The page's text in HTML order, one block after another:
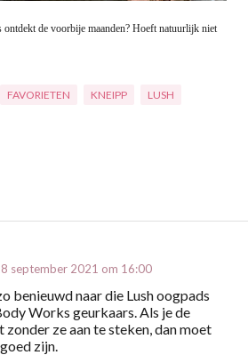
de voorbije maanden? Hoeft natuurlijk niet
FAVORIETEN KNEIPP LUSH
september 2021 om 16:00
benieuwd naar die Lush oogpads
Works geurkaars. Als je de
zonder ze aan te steken, dan moet
zijn.